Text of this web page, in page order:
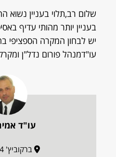
שלום רב,תלוי בעניין
בעניין יותר מהותי עדיף
יש לבחון המקרה הספציפי
עו"דמנהל פורום נדל"ן
עו"ד
ברקוביץ' 4, תל אביב